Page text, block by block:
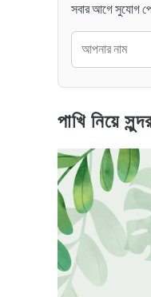
সবার আগে সুযোগ
পাখি নিয়ে